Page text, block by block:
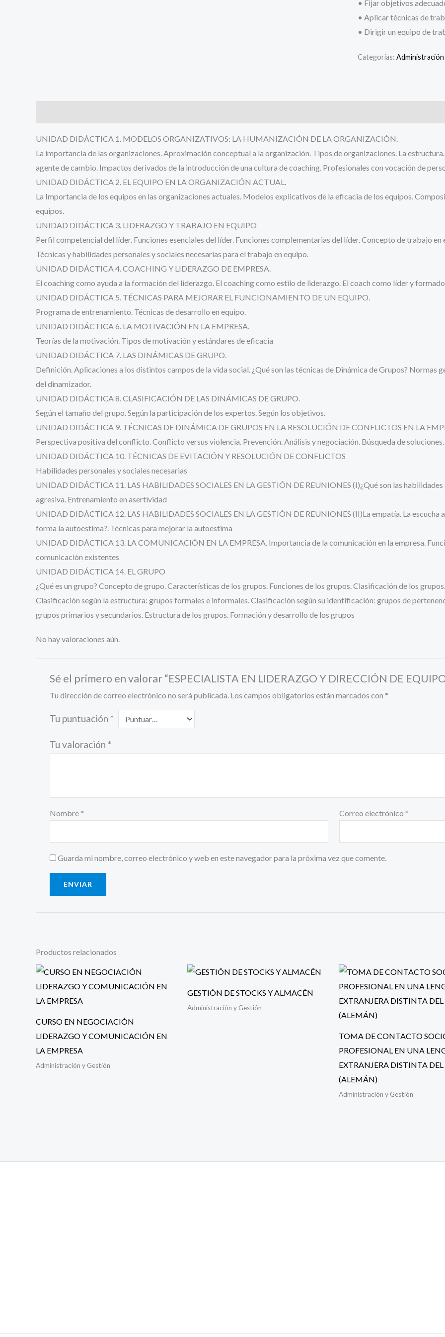
• Fijar objetivos
• Aplicar técnicas de
• Dirigir un equipo de
Categorías:
UNIDAD DIDÁCTICA 1. MODELOS ORGANIZATIVOS: LA HUMANIZACIÓN DE LA ORGANIZACIÓN.
La importancia de las organizaciones. Aproximación conceptual a la organización. Tipos de organizaciones. La
agente de cambio. Impactos derivados de la introducción de una cultura de coaching. Profesionales con vocación de
UNIDAD DIDÁCTICA 2. EL EQUIPO EN LA ORGANIZACIÓN ACTUAL.
La Importancia de los equipos en las organizaciones actuales. Modelos explicativos de la eficacia de los equipos.
equipos.
UNIDAD DIDÁCTICA 3. LIDERAZGO Y TRABAJO EN EQUIPO
Perfil competencial del líder. Funciones esenciales del líder. Funciones complementarias del líder. Concepto de trabajo
Técnicas y habilidades personales y sociales necesarias para el trabajo en equipo.
UNIDAD DIDÁCTICA 4. COACHING Y LIDERAZGO DE EMPRESA.
El coaching como ayuda a la formación del liderazgo. El coaching como estilo de liderazgo. El coach como líder y
UNIDAD DIDÁCTICA 5. TÉCNICAS PARA MEJORAR EL FUNCIONAMIENTO DE UN EQUIPO.
Programa de entrenamiento. Técnicas de desarrollo en equipo.
UNIDAD DIDÁCTICA 6. LA MOTIVACIÓN EN LA EMPRESA.
Teorías de la motivación. Tipos de motivación y estándares de eficacia
UNIDAD DIDÁCTICA 7. LAS DINÁMICAS DE GRUPO.
Definición. Aplicaciones a los distintos campos de la vida social. ¿Qué son las técnicas de Dinámica de Grupos? Normas
del dinamizador.
UNIDAD DIDÁCTICA 8. CLASIFICACIÓN DE LAS DINÁMICAS DE GRUPO.
Según el tamaño del grupo. Según la participación de los expertos. Según los objetivos.
UNIDAD DIDÁCTICA 9. TÉCNICAS DE DINÁMICA DE GRUPOS EN LA RESOLUCIÓN DE CONFLICTOS EN LA
Perspectiva positiva del conflicto. Conflicto versus violencia. Prevención. Análisis y negociación. Búsqueda de
UNIDAD DIDÁCTICA 10. TÉCNICAS DE EVITACIÓN Y RESOLUCIÓN DE CONFLICTOS
Habilidades personales y sociales necesarias
UNIDAD DIDÁCTICA 11. LAS HABILIDADES SOCIALES EN LA GESTIÓN DE REUNIONES (I)¿Qué son las
agresiva. Entrenamiento en asertividad
UNIDAD DIDÁCTICA 12. LAS HABILIDADES SOCIALES EN LA GESTIÓN DE REUNIONES (II)La empatía. La escucha
forma la autoestima?. Técnicas para mejorar la autoestima
UNIDAD DIDÁCTICA 13. LA COMUNICACIÓN EN LA EMPRESA. Importancia de la comunicación en la empresa.
comunicación existentes
UNIDAD DIDÁCTICA 14. EL GRUPO
¿Qué es un grupo? Concepto de grupo. Características de los grupos. Funciones de los grupos. Clasificación de los
Clasificación según la estructura: grupos formales e informales. Clasificación según su identificación: grupos de
grupos primarios y secundarios. Estructura de los grupos. Formación y desarrollo de los grupos
No hay valoraciones aún.
Sé el primero en valorar “ESPECIALISTA EN LIDERAZGO Y DIRECCIÓN DE
Tu dirección de correo electrónico no será publicada. Los campos obligatorios están marcados con *
Tu puntuación *
Tu valoración *
Nombre * Correo electrónico *
Guarda mi nombre, correo electrónico y web en este navegador para la próxima vez que comente.
Productos relacionados
CURSO EN NEGOCIACIÓN
LIDERAZGO Y COMUNICACIÓN EN
LA EMPRESA
Administración y Gestión
GESTIÓN DE STOCKS Y ALMACÉN
Administración y Gestión
TOMA DE CONTACTO
PROFESIONAL EN UNA
EXTRANJERA DISTINTA DEL
(ALEMÁN)
Administración y Gestión